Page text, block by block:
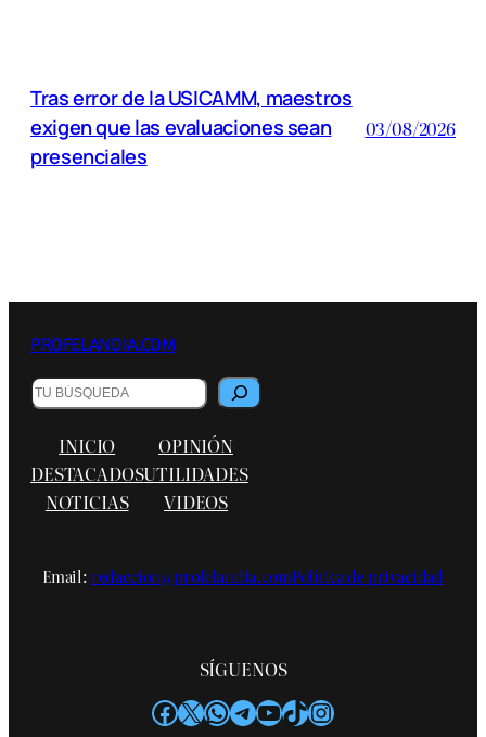
Tras error de la USICAMM, maestros
exigen que las evaluaciones sean
presenciales
03/08/2026
PROFELANDIA.COM
B
u
a
r
INICIO
DESTACADOS
NOTICIAS
OPINIÓN
UTILIDADES
VIDEOS
Email:redaccion@profelandia.comPolítica de privacidad
SÍGUENOS
Facebook
X WhatsApp
Telegram
YouTube
TikTok
Instagram